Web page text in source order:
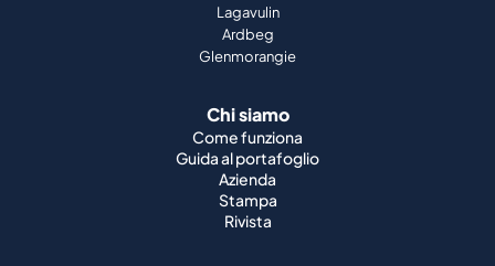
Lagavulin
Ardbeg
Glenmorangie
Chi siamo
Come funziona
Guida al portafoglio
Azienda
Stampa
Rivista